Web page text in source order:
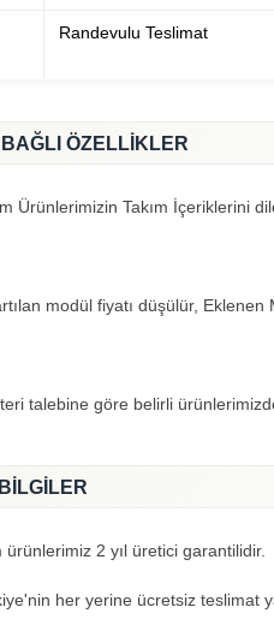
Randevulu Teslimat
BAĞLI ÖZELLİKLER
Ürünlerimizin Takım İçeriklerini
modül fiyatı düşülür,
talebine göre belirli
ürünlerimiz 2 yıl üretici garantilidir.
her yerine ücretsiz teslimat